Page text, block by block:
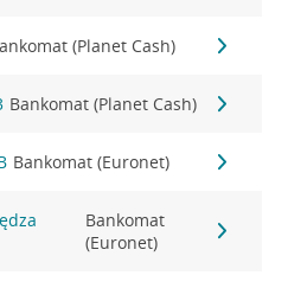
(Planet Cash)
Bankomat (Planet Cash)
Bankomat (Euronet)
Bankomat
(Euronet)